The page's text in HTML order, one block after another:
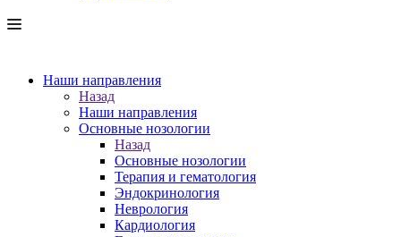
Наши направления
Назад
Наши направления
Основные нозологии
Назад
Основные нозологии
Терапия и гематология
Эндокринология
Неврология
Кардиология